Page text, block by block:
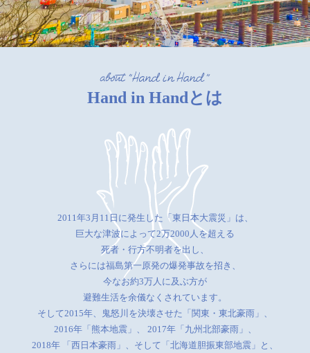
Hand in Handとは
2011年3月11日に発生した「東日本大震災」は、
巨大な津波によって2万2000人を超える
死者・行方不明者を出し、
さらには福島第一原発の爆発事故を招き、
今なお約3万人に及ぶ方が
避難生活を余儀なくされています。
そして2015年、鬼怒川を決壊させた「関東・東北豪雨」、
2016年「熊本地震」、
2017年「九州北部豪雨」、
2018年 「西日本豪雨」、そして「北海道胆振東部地震」と、